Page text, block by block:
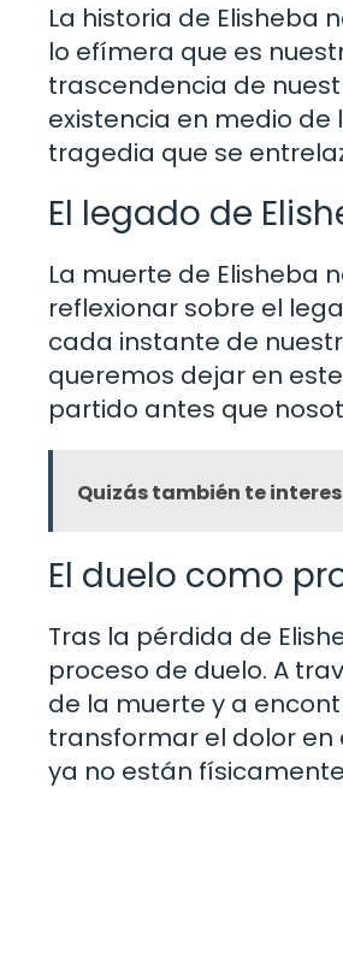
La historia de Elisheba
lo efímera que es
trascendencia de
existencia en medio de
tragedia que se
El legado de
La muerte de Elisheba
reflexionar sobre el
cada instante de
queremos dejar en
partido antes que
Quizás también te
El duelo como
Tras la pérdida de
proceso de duelo. A
de la muerte y a
transformar el dolor
ya no están